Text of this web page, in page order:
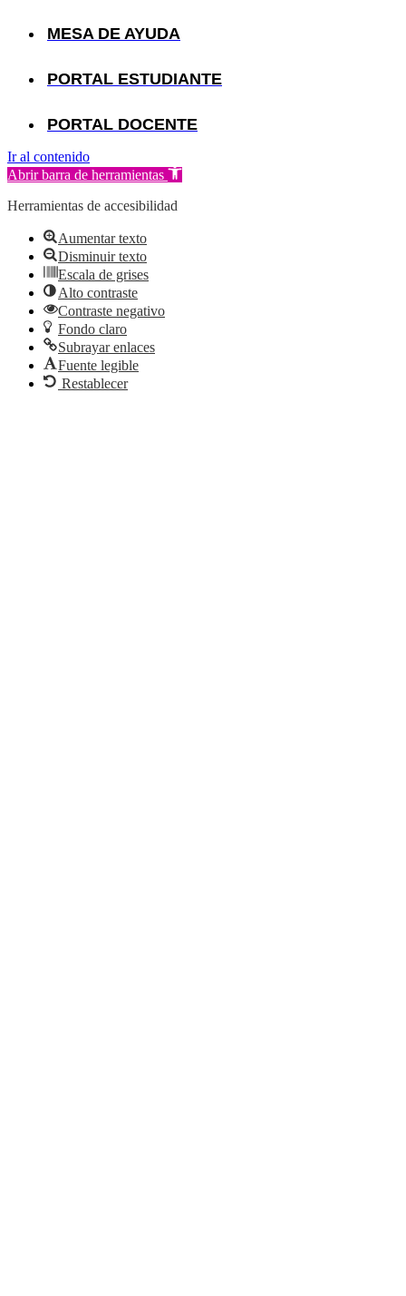
MESA DE AYUDA
PORTAL ESTUDIANTE
PORTAL DOCENTE
Ir al contenido
Abrir barra de herramientas
Herramientas de accesibilidad
Aumentar texto
Disminuir texto
Escala de grises
Alto contraste
Contraste negativo
Fondo claro
Subrayar enlaces
Fuente legible
Restablecer